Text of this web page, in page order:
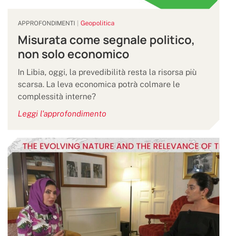
APPROFONDIMENTI Geopolitica
Misurata come segnale politico,
non solo economico
In Libia, oggi, la prevedibilità resta la risorsa più
scarsa. La leva economica potrà colmare le
complessità interne?
Leggi l'approfondimento